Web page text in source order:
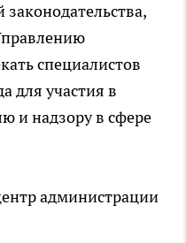
специалистов
для участия в
и надзору в сфере
администрации